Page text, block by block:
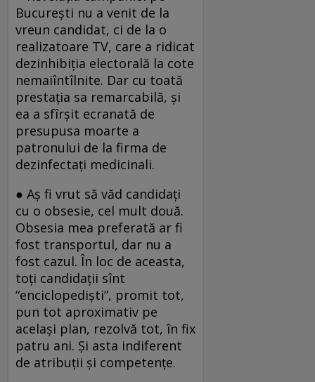
București nu a venit de la
vreun candidat, ci de la o
realizatoare TV, care a ridicat
dezinhibiția electorală la cote
nemaiîntîlnite. Dar cu toată
prestația sa remarcabilă, și
ea a sfîrșit ecranată de
presupusa moarte a
patronului de la firma de
dezinfectați medicinali.
● Aș fi vrut să văd candidați
cu o obsesie, cel mult două.
Obsesia mea preferată ar fi
fost transportul, dar nu a
fost cazul. În loc de aceasta,
toți candidații sînt
“enciclopediști”, promit tot,
pun tot aproximativ pe
același plan, rezolvă tot, în fix
patru ani. Și asta indiferent
de atribuții și competențe.